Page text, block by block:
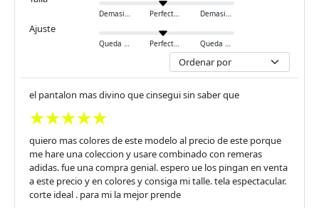
Demasiado pequeño Perfecto Demasiado grande
Ajuste
Queda ajustado Perfecto Queda holgado
el pantalon mas divino que cinsegui sin saber que
quiero mas colores de este modelo al precio de este porque
me hare una coleccion y usare combinado con remeras
adidas. fue una compra genial. espero ue los pingan en venta
a este precio y en colores y consiga mi talle. tela espectacular.
corte ideal . para mi la mejor prende